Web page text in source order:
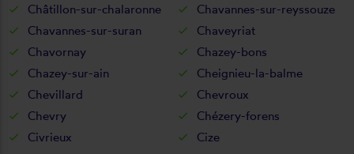
Châtillon-sur-chalaronne
Chavannes-sur-reyssouze
Chavannes-sur-suran
Chaveyriat
Chavornay
Chazey-bons
Chazey-sur-ain
Cheignieu-la-balme
Chevillard
Chevroux
Chevry
Chézery-forens
Civrieux
Cize